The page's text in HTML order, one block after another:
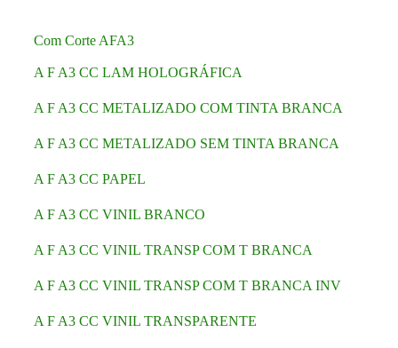
Com Corte AFA3
A F A3 CC LAM HOLOGRÁFICA
A F A3 CC METALIZADO COM TINTA BRANCA
A F A3 CC METALIZADO SEM TINTA BRANCA
A F A3 CC PAPEL
A F A3 CC VINIL BRANCO
A F A3 CC VINIL TRANSP COM T BRANCA
A F A3 CC VINIL TRANSP COM T BRANCA INV
A F A3 CC VINIL TRANSPARENTE